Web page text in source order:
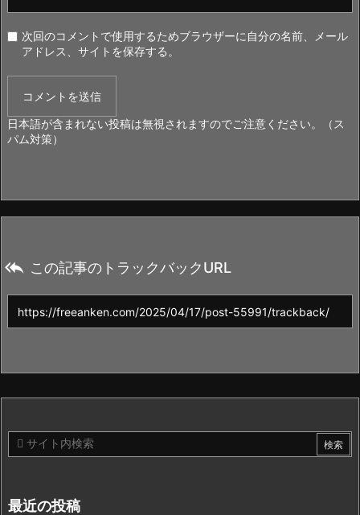
次回のコメントで使用するためブラウザーに自分の名前、メール
アドレス、サイトを保存する。
日本語が含まれない投稿は無視されますのでご注意ください。（ス
パム対策）
 この記事のトラックバックURL
最近の投稿